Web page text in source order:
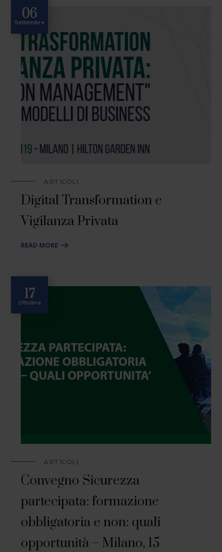
06
Settembre
ARTICOLI
Digital Transformation e
Vigilanza Privata
READ MORE
17
Ottobre
ARTICOLI
Convegno Sicurezza
partecipata: formazione
obbligatoria e non: quali
opportunità – Milano, 15